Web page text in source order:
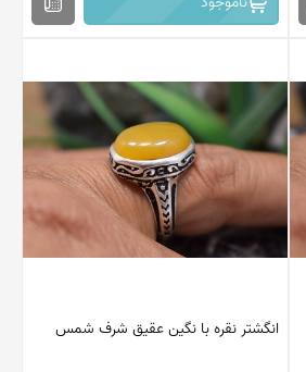
انگشتر نقره با نگین عقیق شرف شمس